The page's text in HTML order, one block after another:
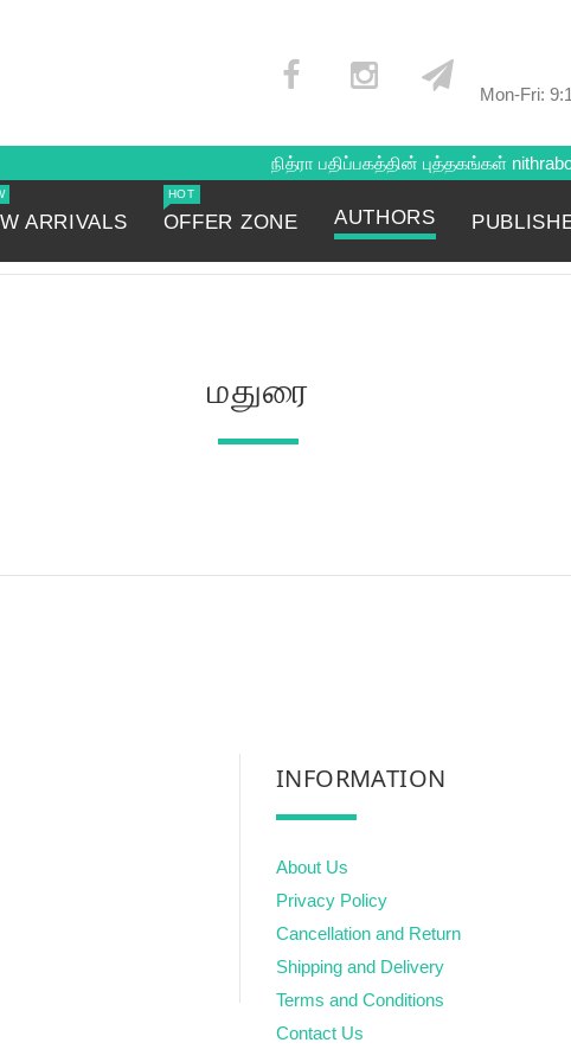
Mon-Fri:
நித்ரா பதிப்பகத்தின் புத்தகங்கள்
ARRIVALS OFFER ZONE
HOT
AUTHORS
மதுரை
INFORMATION
About Us
Privacy Policy
Cancellation and Return
Shipping and Delivery
Terms and Conditions
Contact Us